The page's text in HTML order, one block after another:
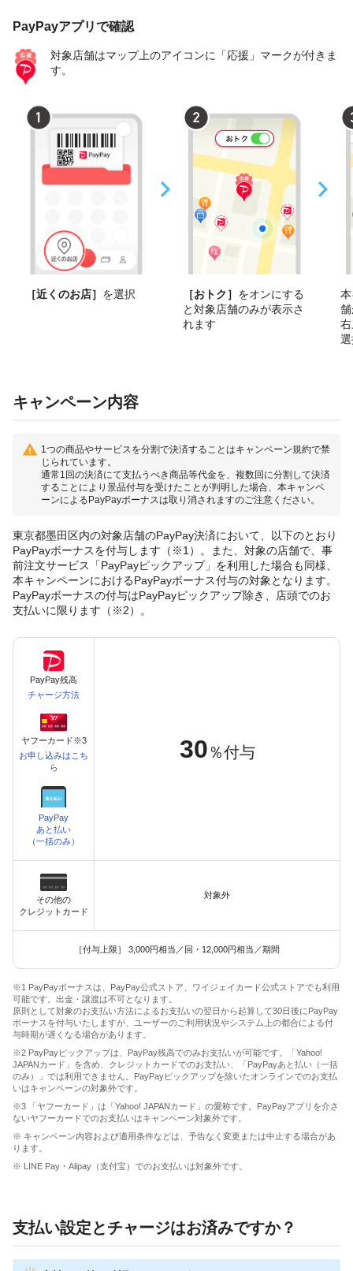
PayPayアプリで確認
対象店舗はマップ上のアイコンに「応援」マークが付きま
す。
［近くのお店］ を選択 ［おトク］ をオンにする
と対象店舗のみが表示さ
れます
キャンペーン内容
1つの商品やサービスを分割で決済することはキャンペーン規約で禁
じられています。
通常1回の決済にて支払うべき商品等代金を、複数回に分割して決済
することにより景品付与を受けたことが判明した場合、本キャンペ
ーンによるPayPayボーナスは取り消されますのご注意ください。
東京都墨田区内の対象店舗のPayPay決済において、以下のとおり
PayPayボーナスを付与します（※1）。また、対象の店舗で、事
前注文サービス「PayPayピックアップ」を利用した場合も同様、
本キャンペーンにおけるPayPayボーナス付与の対象となります。
PayPayボーナスの付与はPayPayピックアップ除き、店頭でのお
支払いに限ります（※2）。
PayPay残高
チャージ方法
ヤフーカード※3
お申し込みはこち
ら
PayPay
あと払い
（一括のみ）
30 ％付与
その他の
クレジットカード
対象外
［付与上限］ 3,000円相当／回・12,000円相当／期間
※1 PayPayボーナスは、PayPay公式ストア、ワイジェイカード公式ストアでも利用
可能です。出金・譲渡は不可となります。
原則として対象のお支払い方法によるお支払いの翌日から起算して30日後にPayPay
ボーナスを付与いたしますが、ユーザーのご利用状況やシステム上の都合による付
与時期が遅くなる場合があります。
※2 PayPayピックアップは、PayPay残高でのみお支払いが可能です。「Yahoo!
JAPANカード」を含め、クレジットカードでのお支払い、「PayPayあと払い（一括
のみ）」では利用できません。PayPayピックアップを除いたオンラインでのお支払
いはキャンペーンの対象外です。
※3 「ヤフーカード」は「Yahoo! JAPANカード」の愛称です。PayPayアプリを介さ
ないヤフーカードでのお支払いはキャンペーン対象外です。
※ キャンペーン内容および適用条件などは、予告なく変更または中止する場合があ
ります。
※ LINE Pay・Alipay（支付宝）でのお支払いは対象外です。
支払い設定とチャージはお済みですか？